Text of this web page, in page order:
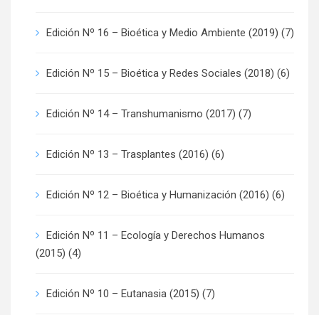
Edición Nº 16 – Bioética y Medio Ambiente (2019) (7)
Edición Nº 15 – Bioética y Redes Sociales (2018) (6)
Edición Nº 14 – Transhumanismo (2017) (7)
Edición Nº 13 – Trasplantes (2016) (6)
Edición Nº 12 – Bioética y Humanización (2016) (6)
Edición Nº 11 – Ecología y Derechos Humanos
(2015) (4)
Edición Nº 10 – Eutanasia (2015) (7)